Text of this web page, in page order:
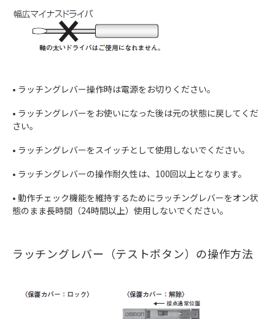
• ラッチングレバー操作時は電源をお切りください。
• ラッチングレバーをお使いになった後は元の状態に戻してくだ
さい。
• ラッチングレバーをスイッチとして使用しないでください。
• ラッチングレバーの操作耐久性は、100回以上となります。
• 動作チェック機能を維持するためにラッチングレバーをオン状
態のまま長時間（24時間以上）使用しないでください。
ラッチングレバー（テストボタン）の操作方法